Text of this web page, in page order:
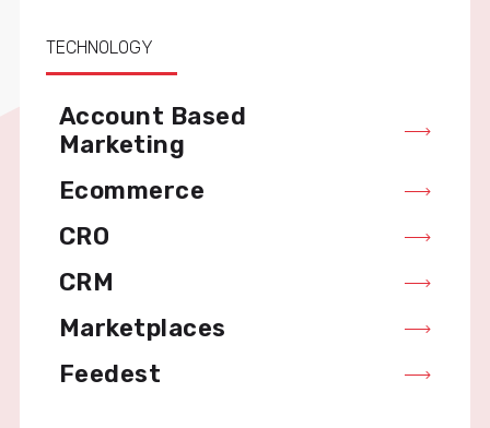
TECHNOLOGY
Account Based
Marketing
Ecommerce
CRO
CRM
Marketplaces
Feedest